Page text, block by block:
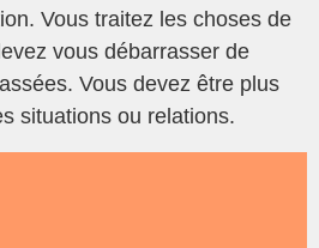
Vous traitez les choses de
vous débarrasser de
Vous devez être plus
situations ou relations.